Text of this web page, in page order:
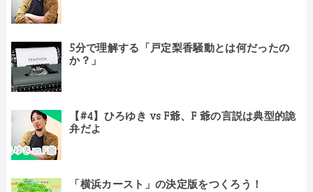
5分で理解する「戸定梨香騒動とは何だったの
か？」
【#4】ひろゆき vs F爺、F 爺の言説は典型的詭
弁だよ
「横浜カースト」の決定版をつくろう！